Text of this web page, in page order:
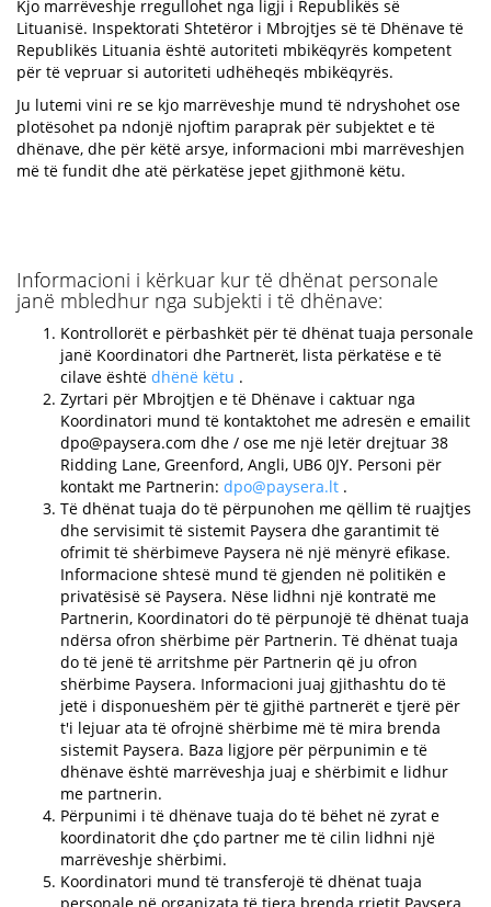
Kjo marrëveshje rregullohet nga ligji i Republikës së
Lituanisë. Inspektorati Shtetëror i Mbrojtjes së të Dhënave të
Republikës Lituania është autoriteti mbikëqyrës kompetent
për të vepruar si autoriteti udhëheqës mbikëqyrës.
Ju lutemi vini re se kjo marrëveshje mund të ndryshohet ose
plotësohet pa ndonjë njoftim paraprak për subjektet e të
dhënave, dhe për këtë arsye, informacioni mbi marrëveshjen
më të fundit dhe atë përkatëse jepet gjithmonë këtu.
Informacioni i kërkuar kur të dhënat personale
janë mbledhur nga subjekti i të dhënave:
Kontrollorët e përbashkët për të dhënat tuaja personale
janë Koordinatori dhe Partnerët, lista përkatëse e të
cilave është dhënë këtu .
Zyrtari për Mbrojtjen e të Dhënave i caktuar nga
Koordinatori mund të kontaktohet me adresën e emailit
dpo@paysera.com dhe / ose me një letër drejtuar 38
Ridding Lane, Greenford, Angli, UB6 0JY. Personi për
kontakt me Partnerin: dpo@paysera.lt .
Të dhënat tuaja do të përpunohen me qëllim të ruajtjes
dhe servisimit të sistemit Paysera dhe garantimit të
ofrimit të shërbimeve Paysera në një mënyrë efikase.
Informacione shtesë mund të gjenden në politikën e
privatësisë së Paysera. Nëse lidhni një kontratë me
Partnerin, Koordinatori do të përpunojë të dhënat tuaja
ndërsa ofron shërbime për Partnerin. Të dhënat tuaja
do të jenë të arritshme për Partnerin që ju ofron
shërbime Paysera. Informacioni juaj gjithashtu do të
jetë i disponueshëm për të gjithë partnerët e tjerë për
t'i lejuar ata të ofrojnë shërbime më të mira brenda
sistemit Paysera. Baza ligjore për përpunimin e të
dhënave është marrëveshja juaj e shërbimit e lidhur
me partnerin.
Përpunimi i të dhënave tuaja do të bëhet në zyrat e
koordinatorit dhe çdo partner me të cilin lidhni një
marrëveshje shërbimi.
Koordinatori mund të transferojë të dhënat tuaja